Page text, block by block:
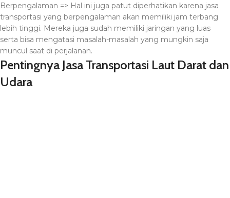
Berpengalaman => Hal ini juga patut diperhatikan karena jasa
transportasi yang berpengalaman akan memiliki jam terbang
lebih tinggi. Mereka juga sudah memiliki jaringan yang luas
serta bisa mengatasi masalah-masalah yang mungkin saja
muncul saat di perjalanan.
Pentingnya Jasa Transportasi Laut Darat dan
Udara